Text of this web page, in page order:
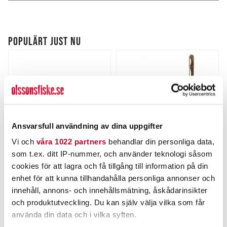
Ansvarsfull användning av dina uppgifter
Vi och våra 1022 partners behandlar din personliga data,
som t.ex. ditt IP-nummer, och använder teknologi såsom
cookies för att lagra och få tillgång till information på din
enhet för att kunna tillhandahålla personliga annonser och
innehåll, annons- och innehållsmätning, åskådarinsikter
och produktutveckling. Du kan själv välja vilka som får
använda din data och i vilka syften.
POPULÄRT JUST NU
Rapala Orginal Flytande
13cm
Nuvarande pris:
145,00 krTidigare pris:
199,00 kr
145,00 kr
199,00 kr
FINNS I LAGER.
Kamasan B982 X-Strong
Nuvarande pris:
37,00 krTidigare pris:
49,00 kr
37,00 kr
49,00 kr